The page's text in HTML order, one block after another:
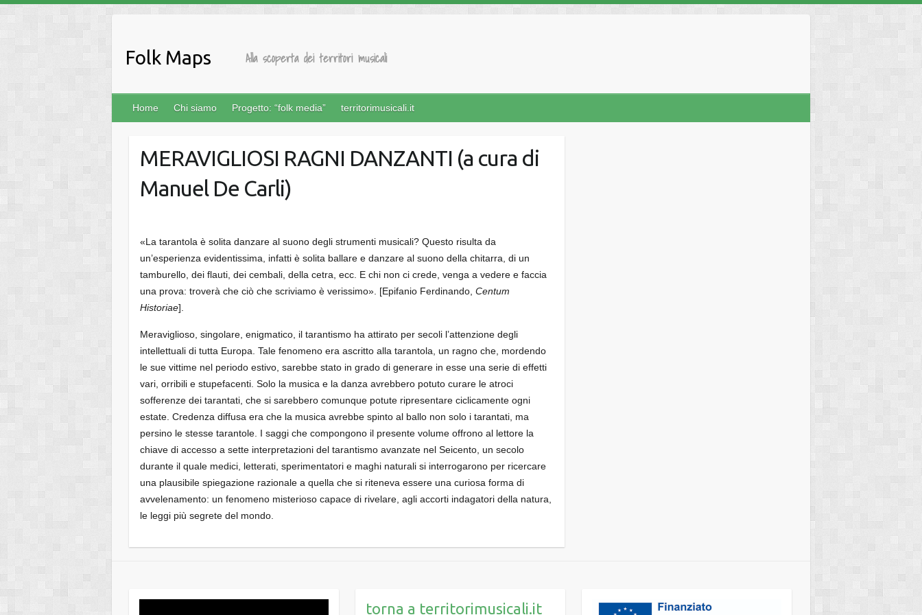
contenuto
Folk Maps Alla scoperta dei territori musicali
Home Chi siamo Progetto: “folk media” territorimusicali.it
MERAVIGLIOSI RAGNI DANZANTI (a cura di
Manuel De Carli)
«La tarantola è solita danzare al suono degli strumenti musicali? Questo risulta da
un’esperienza evidentissima, infatti è solita ballare e danzare al suono della chitarra, di un
tamburello, dei flauti, dei cembali, della cetra, ecc. E chi non ci crede, venga a vedere e faccia
una prova: troverà che ciò che scriviamo è verissimo». [Epifanio Ferdinando,Centum
Historiae].
Meraviglioso, singolare, enigmatico, il tarantismo ha attirato per secoli l’attenzione degli
intellettuali di tutta Europa. Tale fenomeno era ascritto alla tarantola, un ragno che, mordendo
le sue vittime nel periodo estivo, sarebbe stato in grado di generare in esse una serie di effetti
vari, orribili e stupefacenti. Solo la musica e la danza avrebbero potuto curare le atroci
sofferenze dei tarantati, che si sarebbero comunque potute ripresentare ciclicamente ogni
estate. Credenza diffusa era che la musica avrebbe spinto al ballo non solo i tarantati, ma
persino le stesse tarantole. I saggi che compongono il presente volume offrono al lettore la
chiave di accesso a sette interpretazioni del tarantismo avanzate nel Seicento, un secolo
durante il quale medici, letterati, sperimentatori e maghi naturali si interrogarono per ricercare
una plausibile spiegazione razionale a quella che si riteneva essere una curiosa forma di
avvelenamento: un fenomeno misterioso capace di rivelare, agli accorti indagatori della natura,
le leggi più segrete del mondo.
torna a territorimusicali.it